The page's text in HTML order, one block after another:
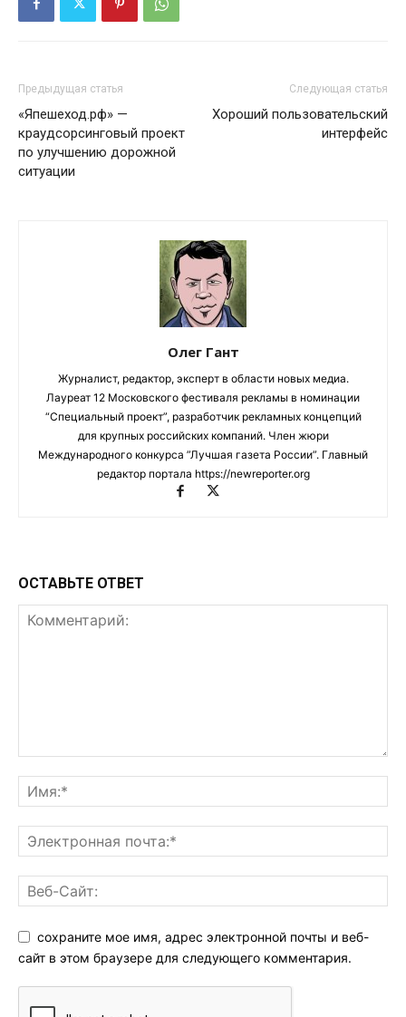
Предыдущая статья
«Япешеход.рф» —
краудсорсинговый проект
по улучшению дорожной
ситуации
Следующая статья
Хороший пользовательский
интерфейс
Олег Гант
Журналист, редактор, эксперт в области новых медиа.
Лауреат 12 Московского фестиваля рекламы в номинации
“Специальный проект”, разработчик рекламных концепций
для крупных российских компаний. Член жюри
Международного конкурса ”Лучшая газета России”. Главный
редактор портала https://newreporter.org
ОСТАВЬТЕ ОТВЕТ
сохраните мое имя, адрес электронной почты и веб-
сайт в этом браузере для следующего комментария.